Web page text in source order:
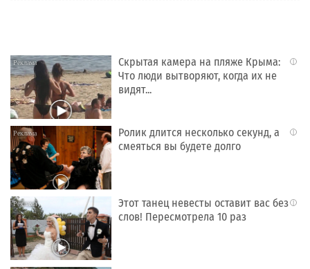
i
Скрытая камера на пляже Крыма:
Что люди вытворяют, когда их не
видят...
i
Ролик длится несколько секунд, а
смеяться вы будете долго
i
Этот танец невесты оставит вас без
слов! Пересмотрела 10 раз